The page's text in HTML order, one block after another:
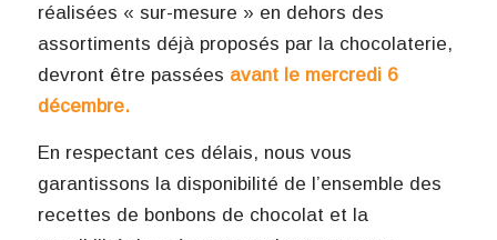
réalisées « sur-mesure » en dehors des
assortiments déjà proposés par la chocolaterie,
devront être passées avant le mercredi 6
décembre.
En respectant ces délais, nous vous
garantissons la disponibilité de l’ensemble des
recettes de bonbons de chocolat et la